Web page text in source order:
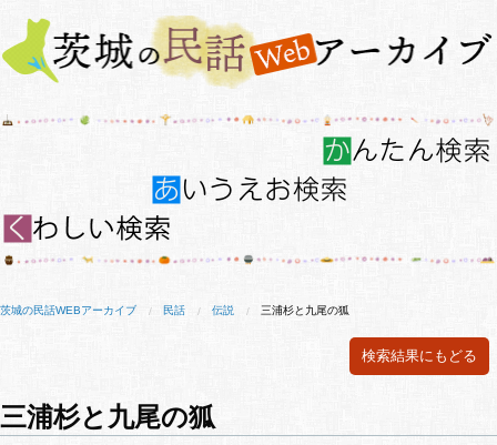
茨城の民話WEBアーカイブ 民話 伝説 三浦杉と九尾の狐
検索結果にもどる
三浦杉と九尾の狐